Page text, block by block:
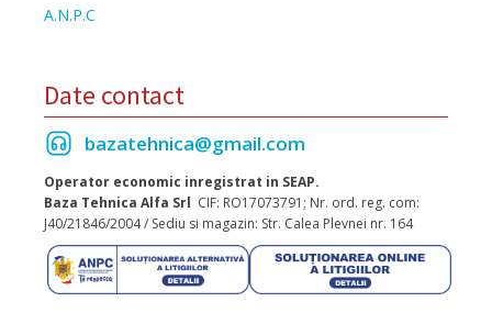
A.N.P.C
Date contact
bazatehnica@gmail.com
Operator economic inregistrat in SEAP.
Baza Tehnica Alfa Srl CIF: RO17073791; Nr. ord. reg. com:
J40/21846/2004 / Sediu si magazin: Str. Calea Plevnei nr. 164